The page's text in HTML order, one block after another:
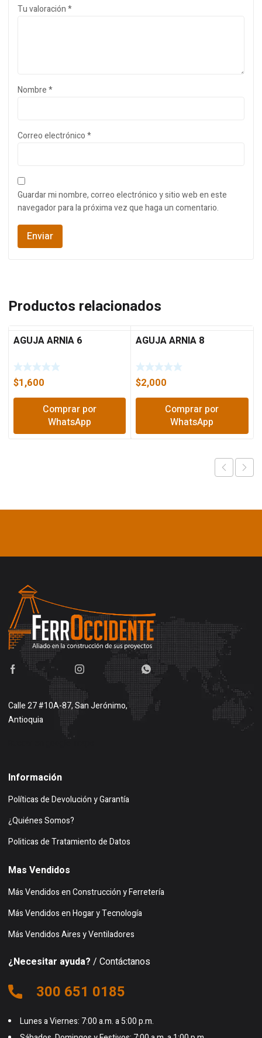
Tu valoración*
Nombre*
Correo electrónico*
Guardar mi nombre, correo electrónico y sitio web en este
navegador para la próxima vez que haga un comentario.
Productos relacionados
AGUJA ARNIA 6
$1,600
Comprar por
WhatsApp
AGUJA ARNIA 8
$2,000
Comprar por
WhatsApp
Calle 27 #10A-87, San Jerónimo,
Antioquia
Información
Políticas de Devolución y Garantía
¿Quiénes Somos?
Politicas de Tratamiento de Datos
Mas Vendidos
Más Vendidos en Construcción y Ferretería
Más Vendidos en Hogar y Tecnología
Más Vendidos Aires y Ventiladores
¿Necesitar ayuda? / Contáctanos
300 651 0185
Lunes a Viernes: 7:00 a.m. a 5:00 p.m.